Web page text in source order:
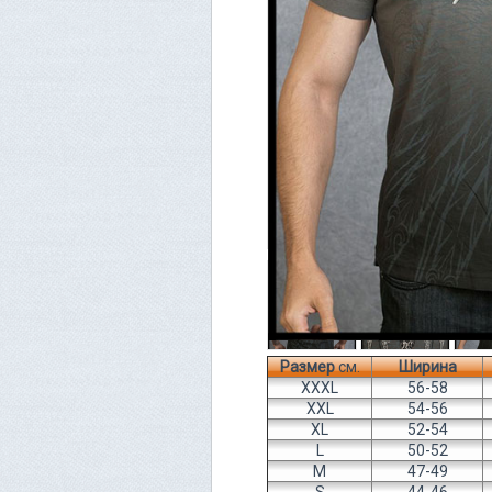
Размерсм. Ширина
XXXL
56-58
XXL
54-56
XL
52-54
L
50-52
M
47-49